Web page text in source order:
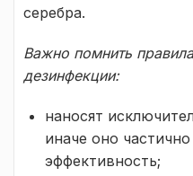
серебра.
Важно помнить
дезинфекции:
наносят
иначе оно
эффективность;